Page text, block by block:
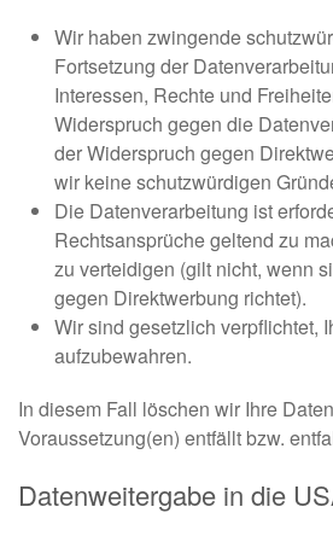
Wir haben zwingende
Fortsetzung der
Interessen, Rechte und
Widerspruch gegen die
der Widerspruch gegen
wir keine schutzwürdigen
Die Datenverarbeitung ist
Rechtsansprüche geltend zu
zu verteidigen (gilt nicht, wenn
gegen Direktwerbung richtet).
Wir sind gesetzlich verpflichtet,
aufzubewahren.
In diesem Fall löschen wir Ihre
Voraussetzung(en) entfällt bzw.
Datenweitergabe in die